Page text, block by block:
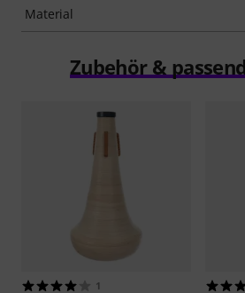
Material
Zubehör &
1